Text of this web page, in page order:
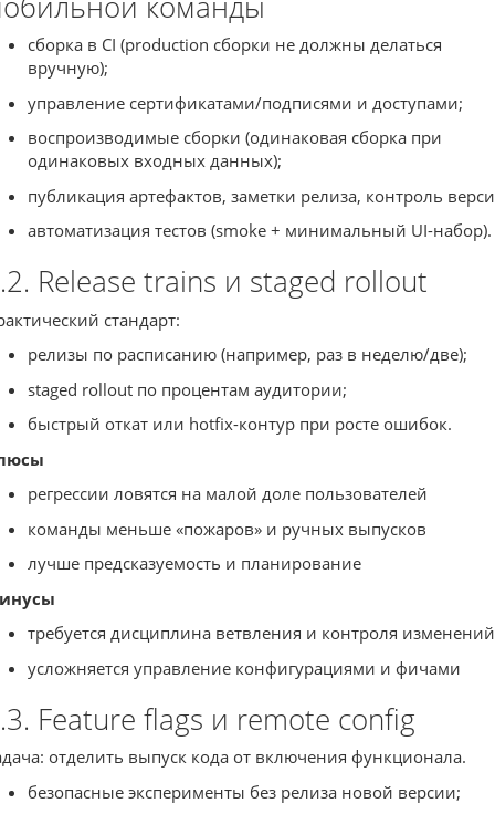
сборка в CI (production сборки не должны делаться
вручную);
управление сертификатами/подписями и доступами;
воспроизводимые сборки (одинаковая сборка при
одинаковых входных данных);
публикация артефактов, заметки релиза, контроль
автоматизация тестов (smoke + минимальный UI-набор).
Release trains и staged rollout
стандарт:
релизы по расписанию (например, раз в неделю/две);
staged rollout по процентам аудитории;
быстрый откат или hotfix-контур при росте ошибок.
регрессии ловятся на малой доле пользователей
команды меньше «пожаров» и ручных выпусков
лучше предсказуемость и планирование
требуется дисциплина ветвления и контроля изменений
усложняется управление конфигурациями и фичами
Feature flags и remote config
отделить выпуск кода от включения функционала.
безопасные эксперименты без релиза новой версии;